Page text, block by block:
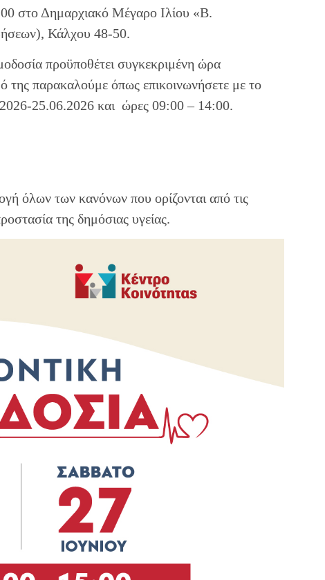
στο Δημαρχιακό Μέγαρο Ιλίου «Β.
Κάλχου 48-50.
προϋποθέτει συγκεκριμένη ώρα
της παρακαλούμε όπως επικοινωνήσετε με το
25.06.2026 και ώρες 09:00 – 14:00.
όλων των κανόνων που ορίζονται από τις
της δημόσιας υγείας.